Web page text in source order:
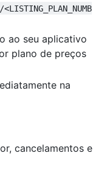
ao seu aplicativo
plano de preços
na
cancelamentos e